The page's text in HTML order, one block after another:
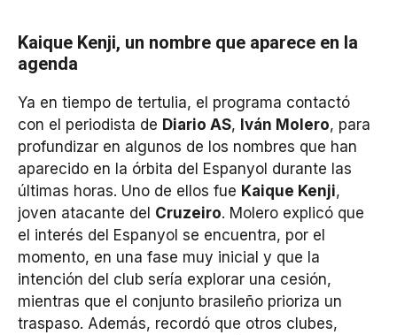
Kaique Kenji, un nombre que aparece en la
agenda
Ya en tiempo de tertulia, el programa contactó
con el periodista de Diario AS, Iván Molero, para
profundizar en algunos de los nombres que han
aparecido en la órbita del Espanyol durante las
últimas horas. Uno de ellos fue Kaique Kenji,
joven atacante del Cruzeiro. Molero explicó que
el interés del Espanyol se encuentra, por el
momento, en una fase muy inicial y que la
intención del club sería explorar una cesión,
mientras que el conjunto brasileño prioriza un
traspaso. Además, recordó que otros clubes,